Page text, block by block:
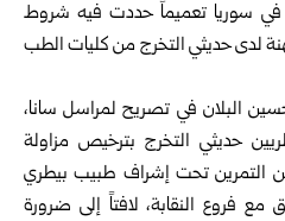
في سوريا تعميماً حددت فيه شروط
لدى حديثي التخرج من كليات الطب
البلان في تصريح لمراسل سانا،
حديثي التخرج بترخيص مزاولة
التمرين تحت إشراف طبيب بيطري
فروع النقابة، لافتاً إلى ضرورة